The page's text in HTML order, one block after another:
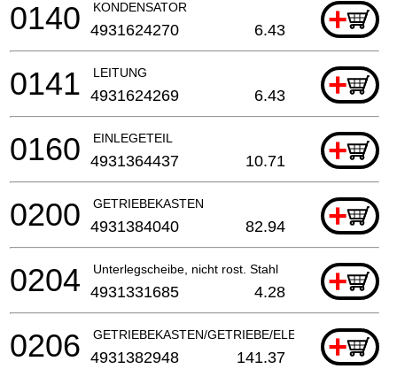
KONDENSATOR +
0140 4931624270 6.43
LEITUNG +
0141 4931624269 6.43
EINLEGETEIL +
0160 4931364437 10.71
GETRIEBEKASTEN +
0200 4931384040 82.94
Unterlegscheibe, nicht rost. Stahl +
0204 4931331685 4.28
GETRIEBEKASTEN/GETRIEBE/ +
0206 4931382948 141.37